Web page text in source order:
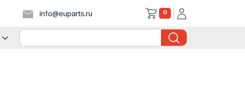
info@euparts.ru 0